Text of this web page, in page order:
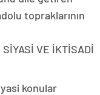
topraklarının
VE İKTİSADİ
konular